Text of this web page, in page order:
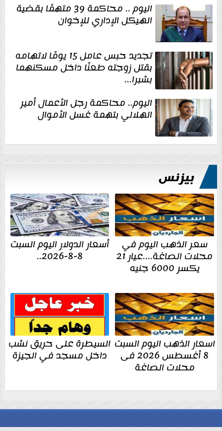
اليوم .. محاكمة 39 متهمًا بقضية
الهيكل الإداري للإخوان
تجديد حبس عامل 15 يومًا لاتهامه
بقتل زوجته طعنًا داخل مسكنهما
بشبرا...
اليوم.. محاكمة رجل الأعمال أمير
الهلالي بتهمة غسل الأموال
بيزنس
سعر الذهب اليوم في
محلات الصاغة....عيار 21
يكسر 6000 جنيه
أسعار الدولار اليوم السبت
8-8-2026..
اسعار الذهب اليوم السبت
8 أغسطس 2026 فى
محلات الصاغة
السيطرة على حريق نشب
داخل مسجد في الجيزة